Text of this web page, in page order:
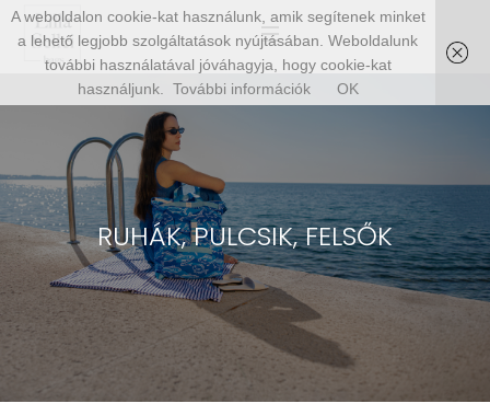
RUHÁK, PULCSIK, FELSŐK
A weboldalon cookie-kat használunk, amik segítenek minket
a lehető legjobb szolgáltatások nyújtásában. Weboldalunk
további használatával jóváhagyja, hogy cookie-kat
használjunk.
További információk OK